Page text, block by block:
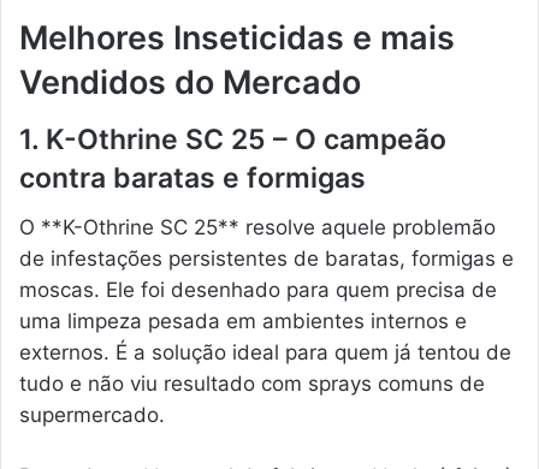
Melhores Inseticidas e mais
Vendidos do Mercado
1. K-Othrine SC 25 – O campeão
contra baratas e formigas
O **K-Othrine SC 25** resolve aquele problemão
de infestações persistentes de baratas, formigas e
moscas. Ele foi desenhado para quem precisa de
uma limpeza pesada em ambientes internos e
externos. É a solução ideal para quem já tentou de
tudo e não viu resultado com sprays comuns de
supermercado.